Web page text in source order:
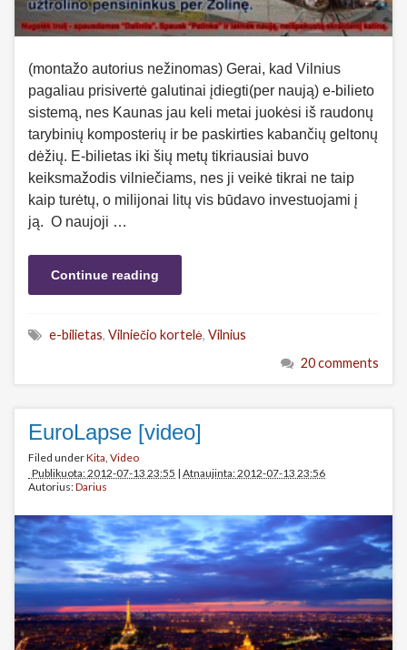
(montažo autorius nežinomas) Gerai, kad Vilnius
pagaliau prisivertė galutinai įdiegti(per naują) e-bilieto
sistemą, nes Kaunas jau keli metai juokėsi iš raudonų
tarybinių komposterių ir be paskirties kabančių geltonų
dėžių. E-bilietas iki šių metų tikriausiai buvo
keiksmažodis vilniečiams, nes ji veikė tikrai ne taip
kaip turėtų, o milijonai litų vis būdavo investuojami į
ją. O naujoji …
Continue reading
e-bilietas, Vilniečio kortelė, Vilnius
20 comments
EuroLapse [video]
Filed underKita, Video
Publikuota: 2012-07-13 23:55 | Atnaujinta: 2012-07-13 23:56
Autorius:Darius